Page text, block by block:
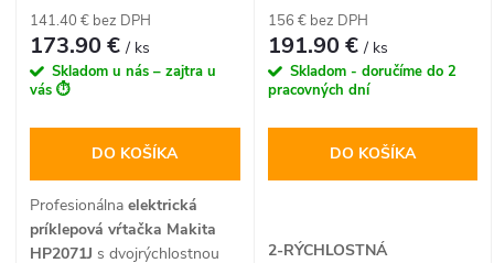
systaineri
141.40 € bez DPH
173.90 €/ ks
Skladom u nás – zajtra u
vás ⏱️
DO KOŠÍKA
Profesionálna elektrická
príklepová vŕtačka Makita
HP2071J s dvojrýchlostnou
156 € bez DPH
191.90 €/ ks
Skladom - doručíme do 2
pracovných dní
DO KOŠÍKA
2-RÝCHLOSTNÁ